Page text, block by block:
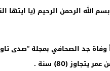
بسم الله الرحمن الرحيم (يا
.